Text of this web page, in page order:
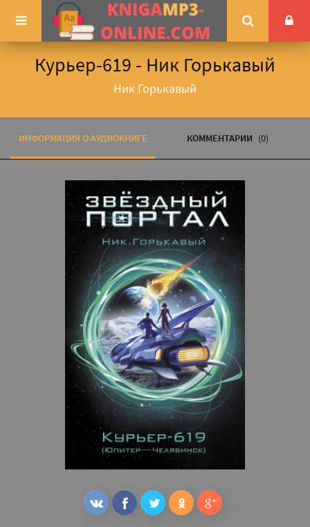
Курьер-619 - Ник Горькавый
Ник Горькавый
ИНФОРМАЦИЯ О АУДИОКНИГЕ КОММЕНТАРИИ (0)